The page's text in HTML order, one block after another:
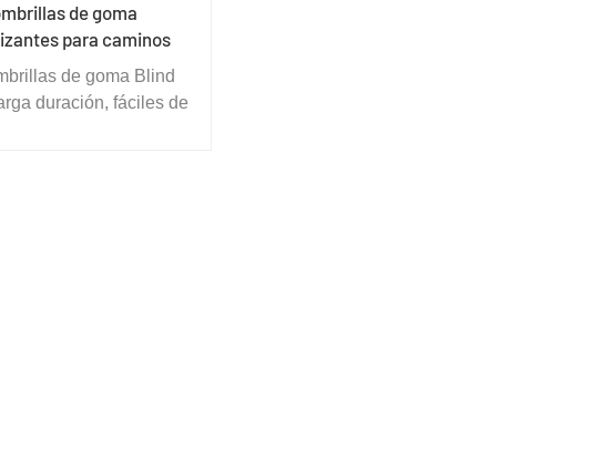
de goma
para caminos
ciegosde goma Blind
duración, fáciles de